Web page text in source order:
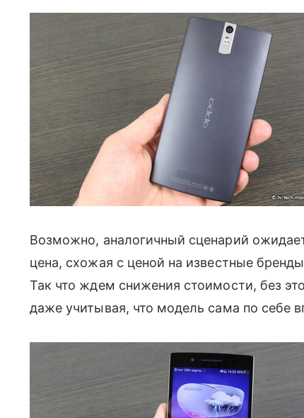
Возможно, аналогичный сценарий
цена, схожая с ценой на известные
Так что ждем снижения стоимости, без
даже учитывая, что модель сама по себе